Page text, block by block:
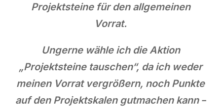
Projektsteine für den allgemeinen
Vorrat.
Ungerne wähle ich die Aktion
„Projektsteine tauschen“, da ich weder
meinen Vorrat vergrößern, noch Punkte
auf den Projektskalen gutmachen kann –